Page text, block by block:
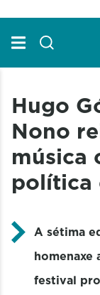
Hugo
Nono
música
política
A sétima
homenaxe
festival